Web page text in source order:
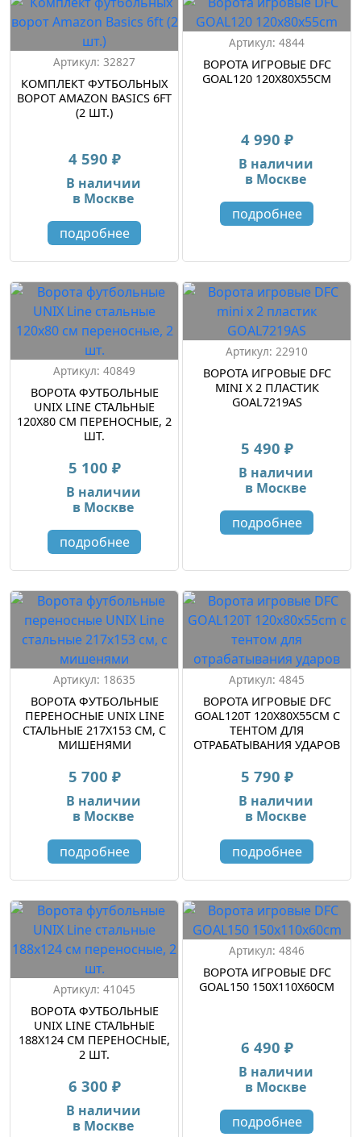
Артикул: 32827
КОМПЛЕКТ ФУТБОЛЬНЫХ
ВОРОТ AMAZON BASICS 6FT
(2 ШТ.)
4 590 ₽
В наличии
в Москве
подробнее
Артикул: 4844
ВОРОТА ИГРОВЫЕ DFC
GOAL120 120X80X55CM
4 990 ₽
В наличии
в Москве
подробнее
Артикул: 40849
ВОРОТА ФУТБОЛЬНЫЕ
UNIX LINE СТАЛЬНЫЕ
120X80 СМ ПЕРЕНОСНЫЕ, 2
ШТ.
5 100 ₽
В наличии
в Москве
подробнее
Артикул: 22910
ВОРОТА ИГРОВЫЕ DFC
MINI Х 2 ПЛАСТИК
GOAL7219AS
5 490 ₽
В наличии
в Москве
подробнее
Артикул: 18635
ВОРОТА ФУТБОЛЬНЫЕ
ПЕРЕНОСНЫЕ UNIX LINE
СТАЛЬНЫЕ 217X153 СМ, С
МИШЕНЯМИ
5 700 ₽
В наличии
в Москве
подробнее
Артикул: 4845
ВОРОТА ИГРОВЫЕ DFC
GOAL120T 120X80X55CM С
ТЕНТОМ ДЛЯ
ОТРАБАТЫВАНИЯ УДАРОВ
5 790 ₽
В наличии
в Москве
подробнее
Артикул: 41045
ВОРОТА ФУТБОЛЬНЫЕ
UNIX LINE СТАЛЬНЫЕ
188X124 СМ ПЕРЕНОСНЫЕ,
2 ШТ.
6 300 ₽
В наличии
в Москве
Артикул: 4846
ВОРОТА ИГРОВЫЕ DFC
GOAL150 150X110X60CM
6 490 ₽
В наличии
в Москве
подробнее